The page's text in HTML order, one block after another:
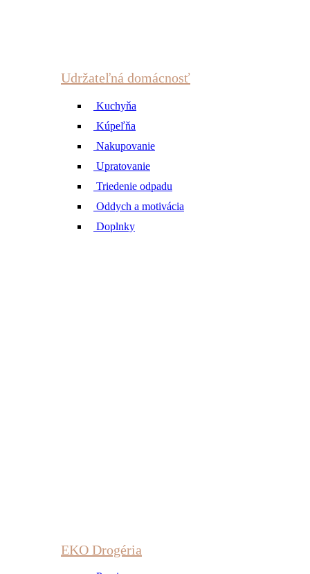
Udržateľná domácnosť
Kuchyňa
Kúpeľňa
Nakupovanie
Upratovanie
Triedenie odpadu
Oddych a motivácia
Doplnky
EKO Drogéria